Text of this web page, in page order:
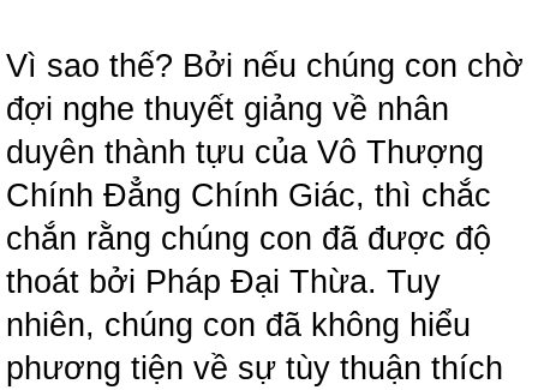
Vì sao thế? Bởi nếu chúng con chờ
đợi nghe thuyết giảng về nhân
duyên thành tựu của Vô Thượng
Chính Đẳng Chính Giác, thì chắc
chắn rằng chúng con đã được độ
thoát bởi Pháp Đại Thừa. Tuy
nhiên, chúng con đã không hiểu
phương tiện về sự tùy thuận thích